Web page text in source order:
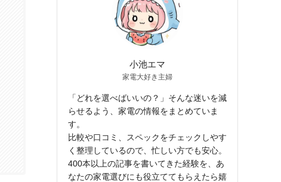
小池エマ
家電大好き主婦
「どれを選べばいいの？」そんな迷いを減
らせるよう、家電の情報をまとめていま
す。
比較や口コミ、スペックをチェックしやす
く整理しているので、忙しい方でも安心。
400本以上の記事を書いてきた経験を、あ
なたの家電選びにも役立ててもらえたら嬉